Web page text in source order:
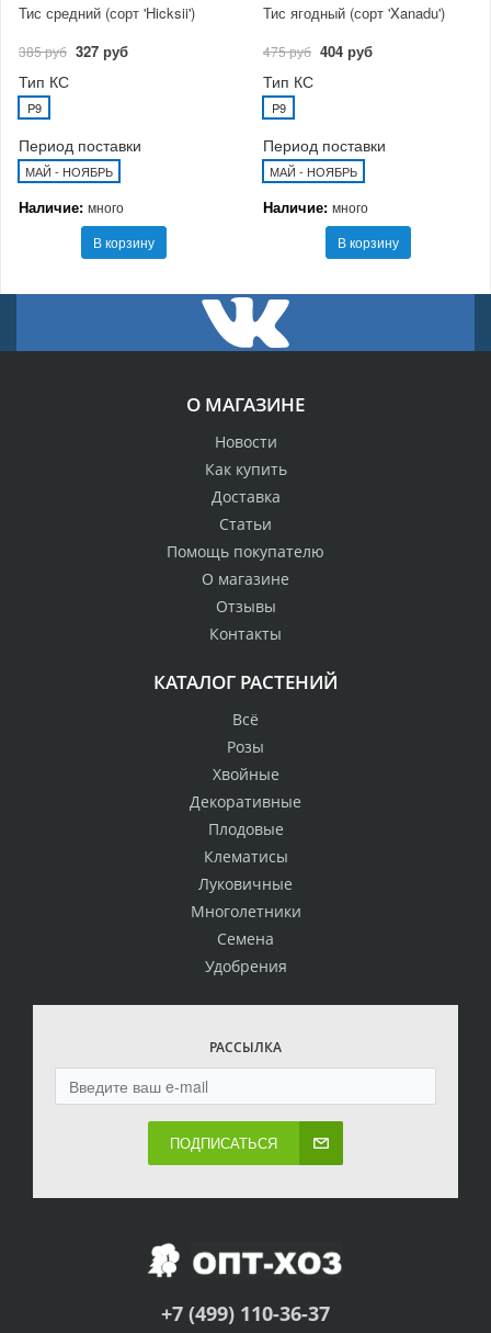
Тис средний (сорт 'Hicksii')
385 руб 327 руб
Тип КС
P9
Период поставки
МАЙ - НОЯБРЬ
Наличие: много
В корзину
Тис ягодный (сорт 'Xanadu')
475 руб 404 руб
Тип КС
P9
Период поставки
МАЙ - НОЯБРЬ
Наличие: много
В корзину
О МАГАЗИНЕ
Новости
Как купить
Доставка
Статьи
Помощь покупателю
О магазине
Отзывы
Контакты
КАТАЛОГ РАСТЕНИЙ
Всё
Розы
Хвойные
Декоративные
Плодовые
Клематисы
Луковичные
Многолетники
Семена
Удобрения
РАССЫЛКА
ПОДПИСАТЬСЯ
+7 (499) 110-36-37